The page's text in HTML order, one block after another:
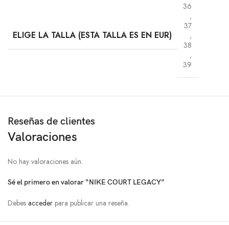
ELIGE LA TALLA (ESTA TALLA ES EN EUR)
36
,
37
,
38
,
39
Reseñas de clientes
Valoraciones
No hay valoraciones aún.
Sé el primero en valorar “NIKE COURT LEGACY”
Debesacceder para publicar una reseña.